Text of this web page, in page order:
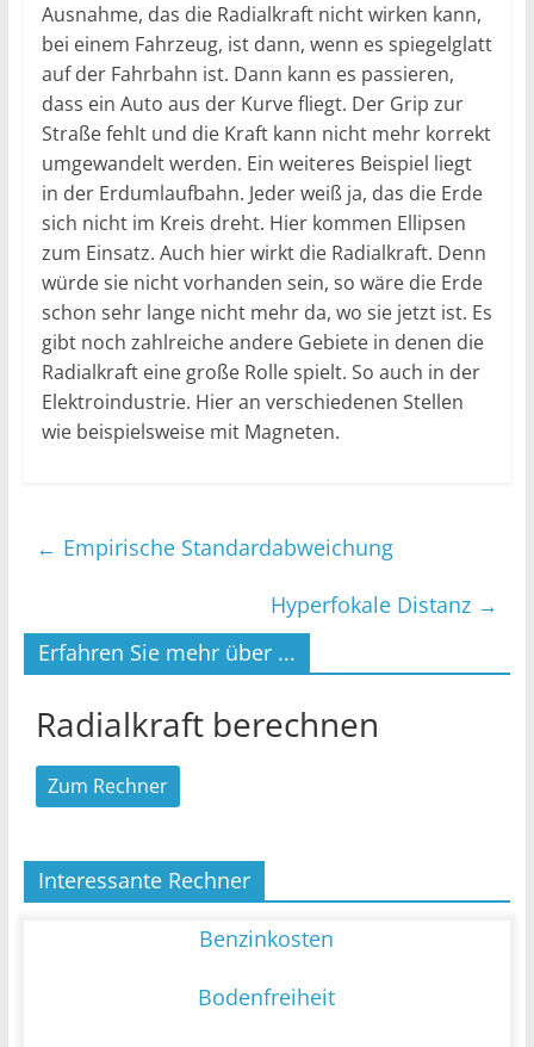
Ausnahme, das die Radialkraft nicht wirken kann,
bei einem Fahrzeug, ist dann, wenn es spiegelglatt
auf der Fahrbahn ist. Dann kann es passieren,
dass ein Auto aus der Kurve fliegt. Der Grip zur
Straße fehlt und die Kraft kann nicht mehr korrekt
umgewandelt werden. Ein weiteres Beispiel liegt
in der Erdumlaufbahn. Jeder weiß ja, das die Erde
sich nicht im Kreis dreht. Hier kommen Ellipsen
zum Einsatz. Auch hier wirkt die Radialkraft. Denn
würde sie nicht vorhanden sein, so wäre die Erde
schon sehr lange nicht mehr da, wo sie jetzt ist. Es
gibt noch zahlreiche andere Gebiete in denen die
Radialkraft eine große Rolle spielt. So auch in der
Elektroindustrie. Hier an verschiedenen Stellen
wie beispielsweise mit Magneten.
← Empirische Standardabweichung
Hyperfokale Distanz →
Erfahren Sie mehr über ...
Radialkraft berechnen
Zum Rechner
Interessante Rechner
Benzinkosten
Bodenfreiheit